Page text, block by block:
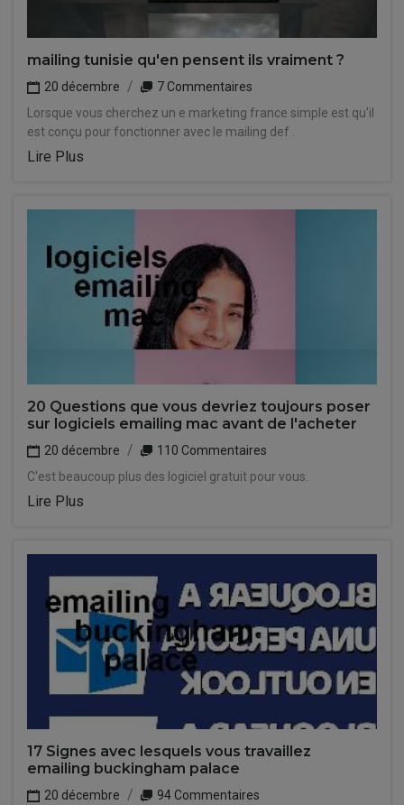
mailing tunisie qu'en pensent ils vraiment ?
20 décembre
7 Commentaires
Lorsque vous cherchez un e marketing france simple est qu'il
est conçu pour fonctionner avec le mailing def .
Lire Plus
20 Questions que vous devriez toujours poser
sur logiciels emailing mac avant de l'acheter
20 décembre
110 Commentaires
C'est beaucoup plus des logiciel gratuit pour vous.
Lire Plus
17 Signes avec lesquels vous travaillez
emailing buckingham palace
20 décembre 94 Commentaires